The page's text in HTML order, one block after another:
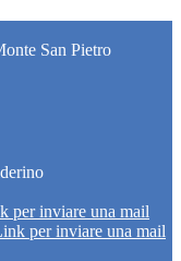
San Pietro
per inviare una mail
per inviare una mail